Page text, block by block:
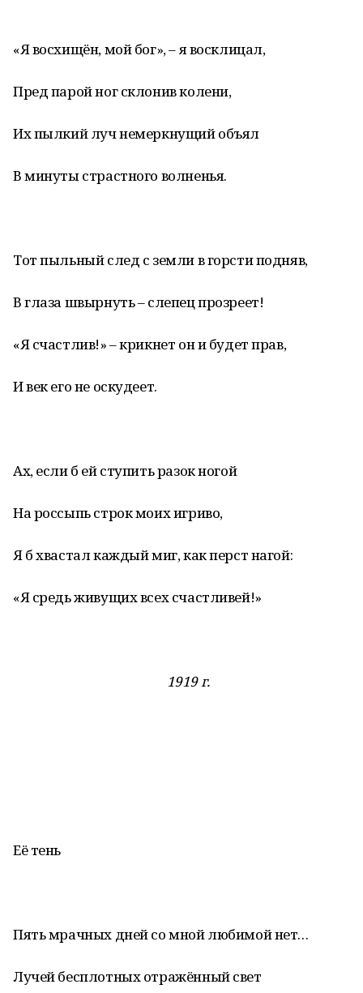
«Я восхищён, мой бог», – я восклицал,
Пред парой ног склонив колени,
Их пылкий луч немеркнущий объял
В минуты страстного волненья.
Тот пыльный след с земли в горсти подняв,
В глаза швырнуть – слепец прозреет!
«Я счастлив!» – крикнет он и будет прав,
И век его не оскудеет.
Ах, если б ей ступить разок ногой
На россыпь строк моих игриво,
Я б хвастал каждый миг, как перст нагой:
«Я средь живущих всех счастливей!»
1919 г.
Её тень
Пять мрачных дней со мной любимой нет…
Лучей бесплотных отражённый свет